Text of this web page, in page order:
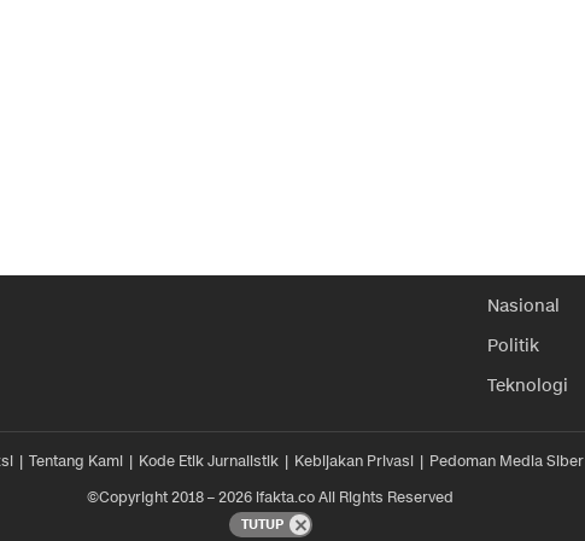
Nasional
Politik
Teknologi
Tentang Kami Kode Etik Jurnalistik Kebijakan Privasi
Pedoman Media Siber
©Copyright 2018 – 2026 ifakta.co All Rights Reserved
TUTUP